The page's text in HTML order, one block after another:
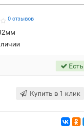
0 отзывов
Купить в 1 клик